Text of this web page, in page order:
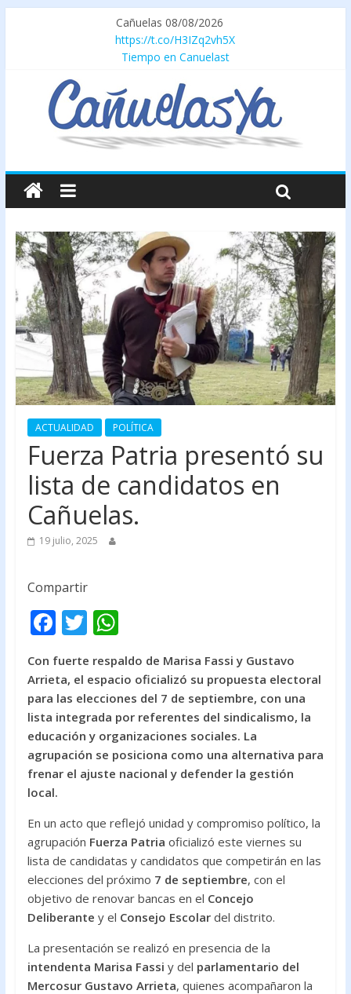
Cañuelas 08/08/2026
https://t.co/H3IZq2vh5X
Tiempo en Canuelast
ACTUALIDAD POLÍTICA
Fuerza Patria presentó su
lista de candidatos en
Cañuelas.
19 julio, 2025
Compartir
F
ac
e
b
o
o
k
T
itt
er
W
h
at
s
A
p
p
Con fuerte respaldo de Marisa Fassi y Gustavo
Arrieta, el espacio oficializó su propuesta electoral
para las elecciones del 7 de septiembre, con una
lista integrada por referentes del sindicalismo, la
educación y organizaciones sociales. La
agrupación se posiciona como una alternativa para
frenar el ajuste nacional y defender la gestión
local.
En un acto que reflejó unidad y compromiso político, la
agrupación Fuerza Patria oficializó este viernes su
lista de candidatas y candidatos que competirán en las
elecciones del próximo 7 de septiembre, con el
objetivo de renovar bancas en el Concejo
Deliberante y el Consejo Escolardel distrito.
La presentación se realizó en presencia de la
intendenta Marisa Fassi y del parlamentario del
Mercosur Gustavo Arrieta, quienes acompañaron la